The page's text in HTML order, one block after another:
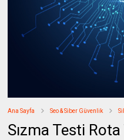
Ana Sayfa Seo & Siber Güvenlik
Sızma Testi Rota